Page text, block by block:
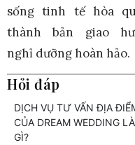
sống tinh tế hòa
thành bản giao
nghỉ dưỡng hoàn hảo.
Hỏi đáp
DỊCH VỤ TƯ VẤN ĐỊA
CỦA DREAM WEDDING LÀ
GÌ?